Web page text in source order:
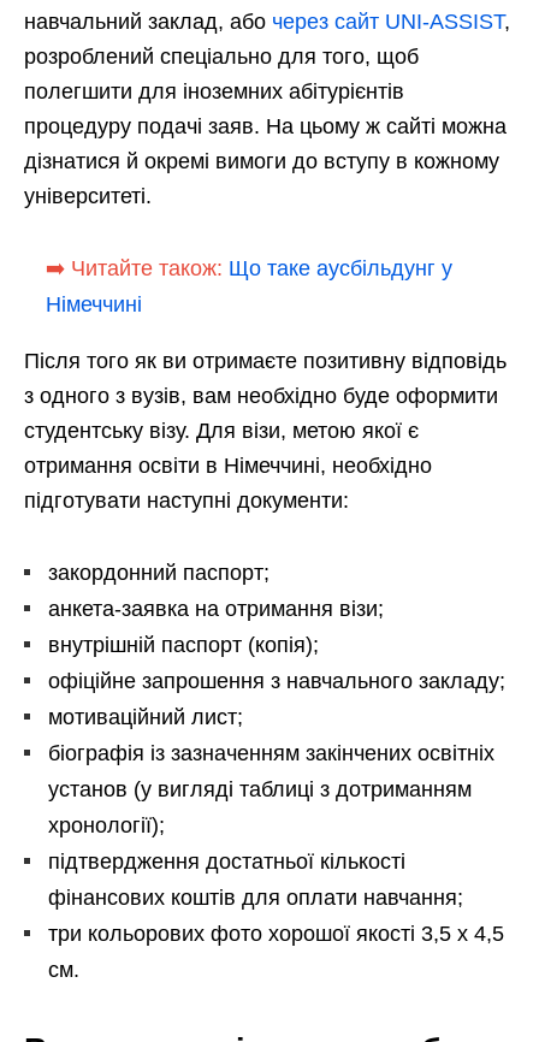
навчальний заклад, або через сайт UNI-ASSIST,
розроблений спеціально для того, щоб
полегшити для іноземних абітурієнтів
процедуру подачі заяв. На цьому ж сайті можна
дізнатися й окремі вимоги до вступу в кожному
університеті.
➡️ Читайте також: Що таке аусбільдунг у
Німеччині
Після того як ви отримаєте позитивну відповідь
з одного з вузів, вам необхідно буде оформити
студентську візу. Для візи, метою якої є
отримання освіти в Німеччині, необхідно
підготувати наступні документи:
закордонний паспорт;
анкета-заявка на отримання візи;
внутрішній паспорт (копія);
офіційне запрошення з навчального закладу;
мотиваційний лист;
біографія із зазначенням закінчених освітніх
установ (у вигляді таблиці з дотриманням
хронології);
підтвердження достатньої кількості
фінансових коштів для оплати навчання;
три кольорових фото хорошої якості 3,5 х 4,5
см.